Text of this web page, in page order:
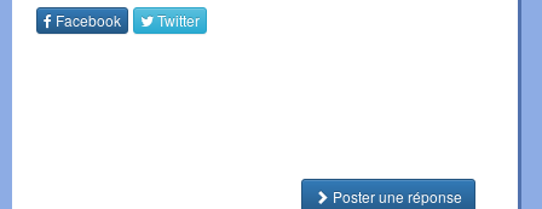
Facebook Twitter
Poster une réponse